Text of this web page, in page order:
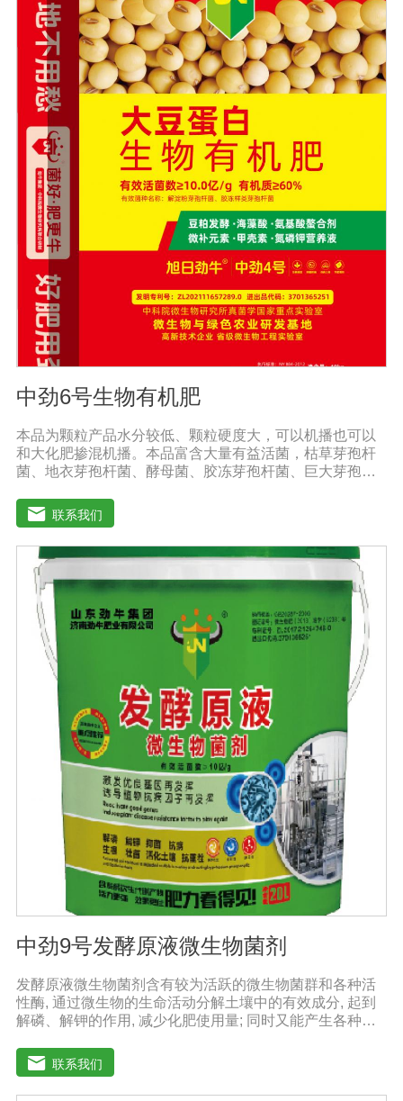
土壤板结，激发土壤活力，提供额外的天然植物生长和。
发达根系，增强吸收能力，提高作物和抵抗力。抑制土壤
中的线虫和植物根部病虫害，从根本上减少农药的使用。
促进植物生长发育，提高抗逆性。促进根系生长，果树开
花整齐，保花保果；落叶期晚，抗早春病害。防治早衰，
抗重建，抗倒伏，抗旱抗寒。根据作物肥料需求的特点，
每个时期都有不同的肥料需求，使作物在早期阶段不会出
现长期脱肥现象。适用范围：果树类：苹果、梨、红枣、
葡萄、桃、枸杞、蜜桔、柿子、石榴、猕猴桃、李子、龙
眼、荔枝、柑橘、青梅等瓜菜类：土豆、茄子、黄瓜、大
姜、大蒜、西瓜、甜瓜、冬瓜、辣椒、番茄、苦瓜、南
瓜、地瓜、西葫芦、麻山药等
中劲6号生物有机肥
本品为颗粒产品水分较低、颗粒硬度大，可以机播也可以
和大化肥掺混机播。本品富含大量有益活菌，枯草芽孢杆
菌、地衣芽孢杆菌、酵母菌、胶冻芽孢杆菌、巨大芽孢杆
放大量养分，增强土壤肥力，能激活土壤养分，使土壤中
氮磷钾、中微量元素利用率达到大化，土壤肥力大幅度提
高。【中劲6号微生物菌剂产品功能】 以菌克菌，有益菌
群有效的抑制病原菌的生长，有效缓解根腐、黄化、枯
萎、烂根、根肿、早衰等现象，防止其它土传病害及重茬
的发生。 1、改善土壤养分微生物菌剂能够增强土壤团粒
结构，疏松土壤，提高土壤通透性和保水保肥能力，增加
土壤有机质，调节土壤PH值，活化土壤中的潜在养分，改
善土壤中养分的供应情况，有效解决因连工连作，重茬等
原因造成的减产问题。针对长期使用鸡粪造成的有机酸毒
害，烧根烧菌，病菌虫卵危害，酸碱不平衡等现状采用高
端生物技术精制而成，破除土壤板结，恢复土壤活力、保
肥保水、生物护根、强健植株、保花保果、促进花芽形
成，提高坐果率。 2、解决土壤重金属污染问题微生物菌
剂中的各种菌能有效的对土壤中的重金属进行溶解、氧化
还原及降解作用。重金属可与土壤有机质形成稳定的络合
物，对重金属在土壤中的化学行为产生深刻的影响，有效
解决土壤重金属污染问题。
联系我们
中劲9号发酵原液微生物菌剂
发酵原液微生物菌剂含有较为活跃的微生物菌群和各种活
性酶, 通过微生物的生命活动分解土壤中的有效成分, 起到
解磷、解钾的作用, 减少化肥使用量; 同时又能产生各种农
刺激调节植物生长; 并且能产生抗生素、系统防卫酶等多种
物质, 可以抑制细菌或真菌性病害或诱导系统抗性, 间接达
到促进植物生长的作用。【产品功能】1、改善土填养分疏
联系我们